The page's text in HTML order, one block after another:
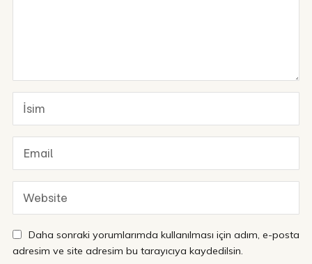
Daha sonraki yorumlarımda kullanılması için adım, e-posta
adresim ve site adresim bu tarayıcıya kaydedilsin.